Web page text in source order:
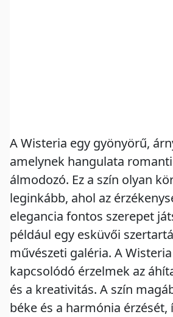
A Wisteria egy gyönyörű,
amelynek hangulata
álmodozó. Ez a szín olyan
leginkább, ahol az
elegancia fontos szerepet
például egy esküvői
művészeti galéria. A
kapcsolódó érzelmek az
és a kreativitás. A szín
béke és a harmónia érzését,